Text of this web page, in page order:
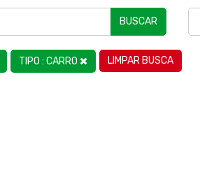
BUSCAR
TIPO : CARRO LIMPAR BUSCA